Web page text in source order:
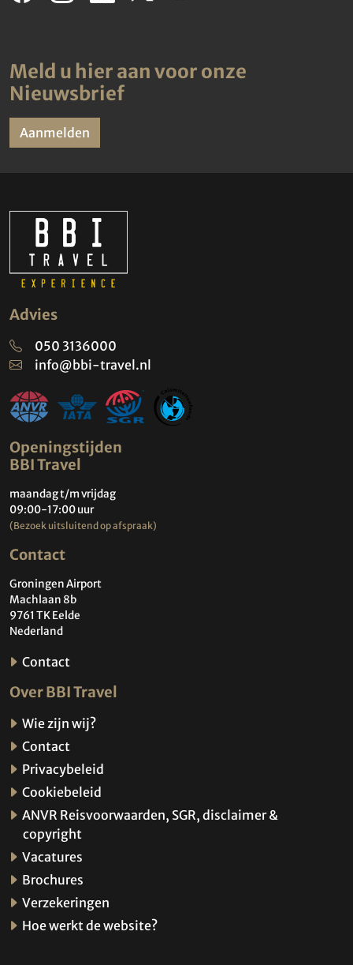
Meld u hier aan voor onze
Nieuwsbrief
Aanmelden
Advies
050 3136000
info@bbi-travel.nl
Openingstijden
BBI Travel
maandag t/m vrijdag
09:00-17:00 uur
(Bezoek uitsluitend op afspraak)
Contact
Groningen Airport
Machlaan 8b
9761 TK Eelde
Nederland
Contact
Over BBI Travel
Wie zijn wij?
Contact
Privacybeleid
Cookiebeleid
ANVR Reisvoorwaarden, SGR, disclaimer &
copyright
Vacatures
Brochures
Verzekeringen
Hoe werkt de website?